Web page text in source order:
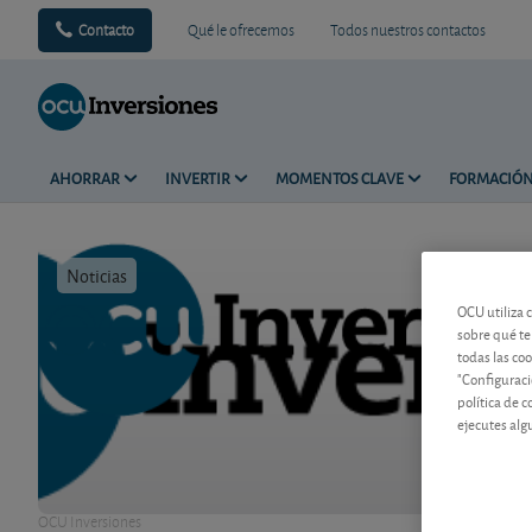
Contacto Qué le ofrecemos Todos nuestros contactos
AHORRAR INVERTIR MOMENTOS CLAVE FORMACIÓN
Noticias
OCU Inversiones
OCU utiliza
sobre qué
todas las
política de
ejecutes